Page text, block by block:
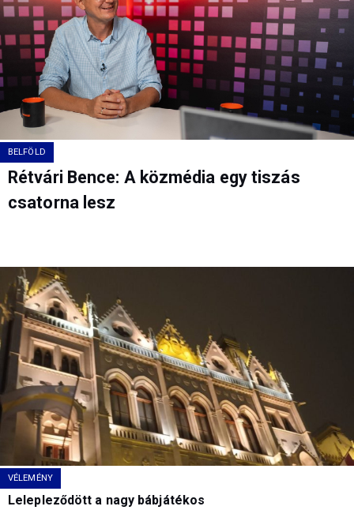
BELFÖLD
Rétvári Bence: A közmédia egy tiszás
csatorna lesz
VÉLEMÉNY
Lelepleződött a nagy bábjátékos